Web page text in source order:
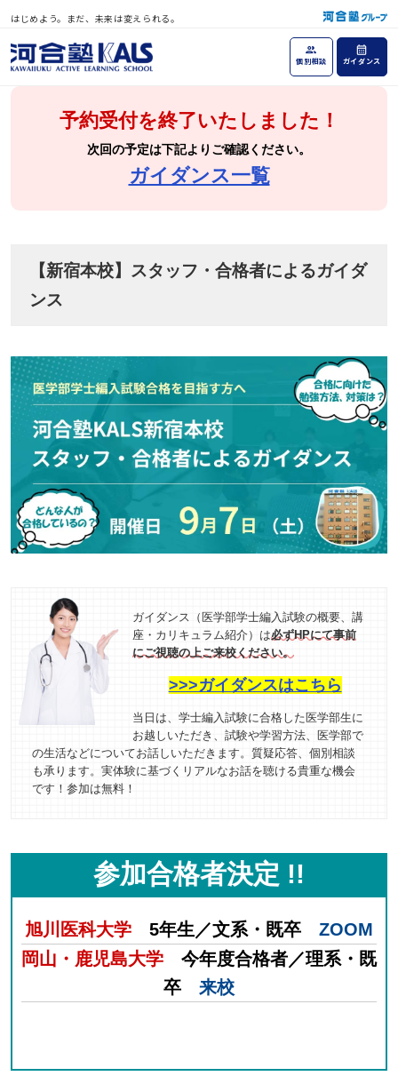
はじめよう。まだ、未来は変えられる。
個別相談 ガイダンス
予約受付を終了いたしました！
次回の予定は下記よりご確認ください。
ガイダンス一覧
【新宿本校】スタッフ・合格者によるガイダ
ンス
ガイダンス（医学部学士編入試験の概要、講
座・カリキュラム紹介）は必ずHPにて事前
にご視聴の上ご来校ください。
>>>ガイダンスはこちら
当日は、学士編入試験に合格した医学部生に
お越しいただき、試験や学習方法、医学部で
の生活などについてお話しいただきます。質疑応答、個別相談
も承ります。実体験に基づくリアルなお話を聴ける貴重な機会
です！参加は無料！
参加合格者決定 !!
旭川医科大学 5年生／文系・既卒 ZOOM
岡山・鹿児島大学 今年度合格者／理系・既
卒 来校